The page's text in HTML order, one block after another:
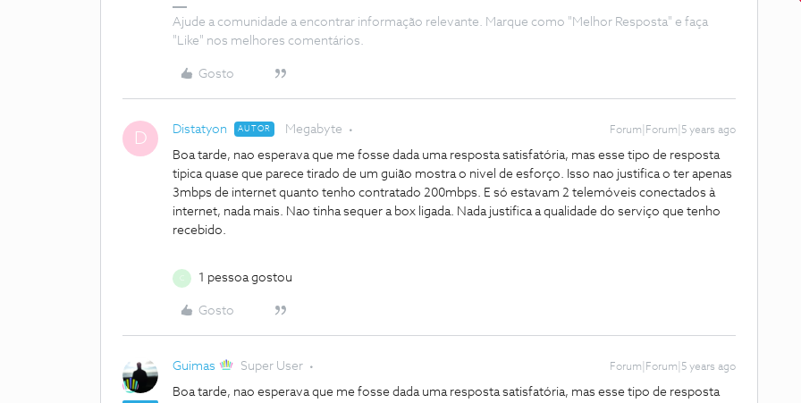
Ajude a comunidade a encontrar informação relevante. Marque como "Melhor Resposta" e faça
"Like" nos melhores comentários.
Gosto
D Distatyon AUTOR Megabyte Forum|Forum|5 years ago
Boa tarde, nao esperava que me fosse dada uma resposta satisfatória, mas esse tipo de resposta
tipica quase que parece tirado de um guião mostra o nivel de esforço. Isso nao justifica o ter apenas
3mbps de internet quanto tenho contratado 200mbps. E só estavam 2 telemóveis conectados à
internet, nada mais. Nao tinha sequer a box ligada. Nada justifica a qualidade do serviço que tenho
recebido.
1 pessoa gostou
Gosto
Guimas Super User Forum|Forum|5 years ago
Boa tarde, nao esperava que me fosse dada uma resposta satisfatória, mas esse tipo de resposta